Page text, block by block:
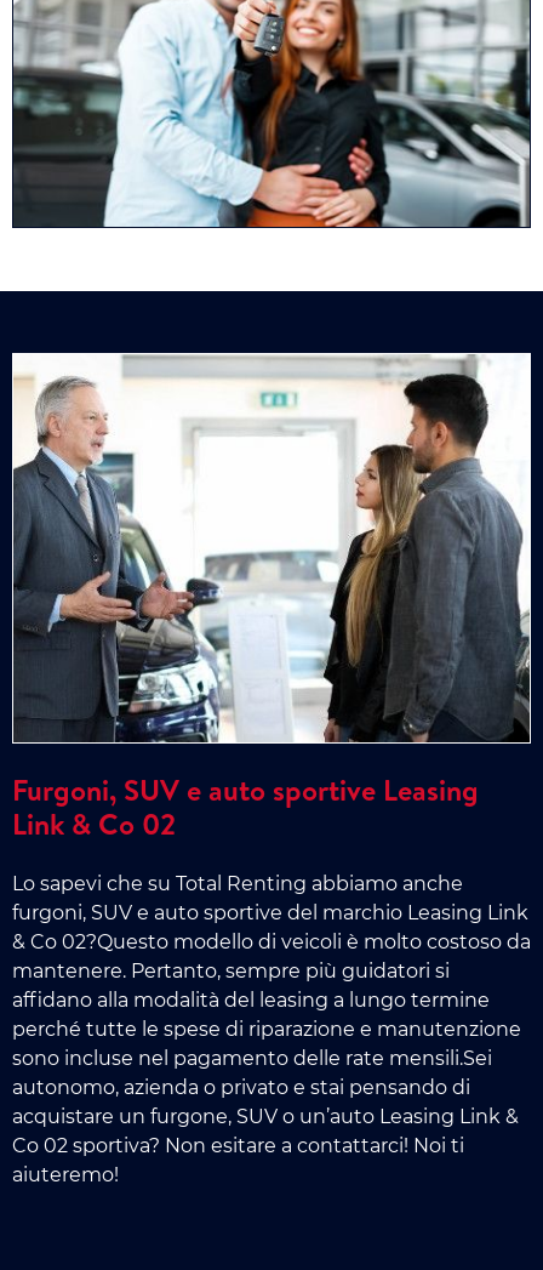
Furgoni, SUV e auto sportive Leasing
Link & Co 02
Lo sapevi che su Total Renting abbiamo anche
furgoni, SUV e auto sportive del marchio Leasing Link
& Co 02?Questo modello di veicoli è molto costoso da
mantenere. Pertanto, sempre più guidatori si
affidano alla modalità del leasing a lungo termine
perché tutte le spese di riparazione e manutenzione
sono incluse nel pagamento delle rate mensili.Sei
autonomo, azienda o privato e stai pensando di
acquistare un furgone, SUV o un’auto Leasing Link &
Co 02 sportiva? Non esitare a contattarci! Noi ti
aiuteremo!